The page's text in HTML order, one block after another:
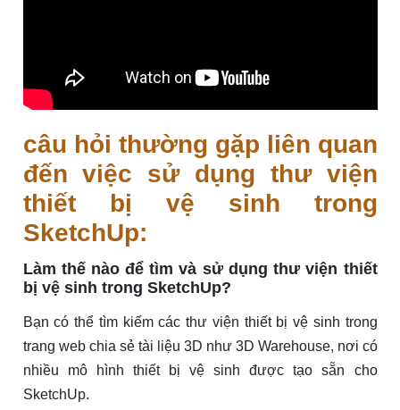
câu hỏi thường gặp liên quan
đến việc sử dụng thư viện
thiết bị vệ sinh trong
SketchUp:
Làm thế nào để tìm và sử dụng thư viện thiết
bị vệ sinh trong SketchUp?
Bạn có thể tìm kiếm các thư viện thiết bị vệ sinh trong
trang web chia sẻ tài liệu 3D như 3D Warehouse, nơi có
nhiều mô hình thiết bị vệ sinh được tạo sẵn cho
SketchUp.